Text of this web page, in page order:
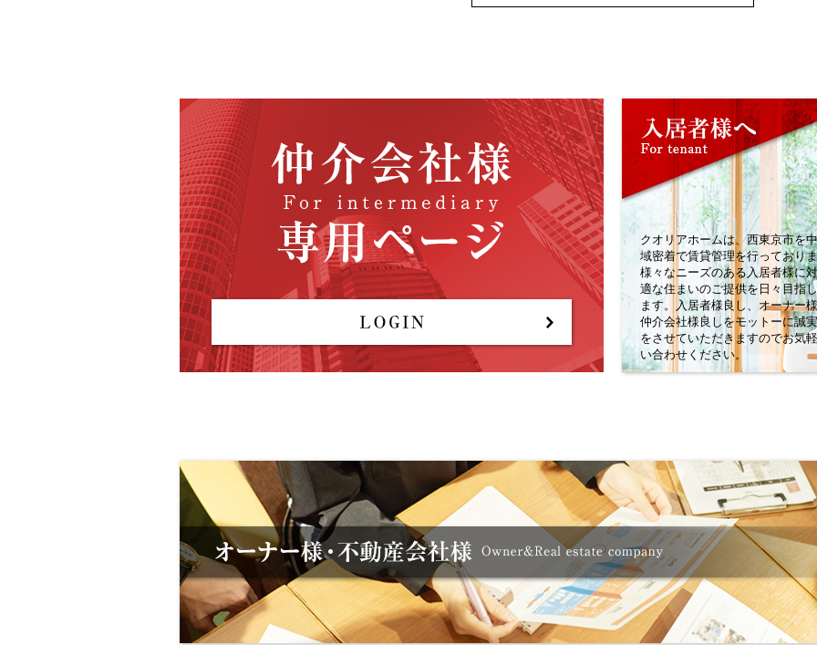
クオリアホームは、西東京市を
域密着で賃貸管理を行っており
様々なニーズのある入居者様に
適な住まいのご提供を日々目指
ます。入居者様良し、オーナー
仲介会社様良しをモットーに誠
をさせていただきますのでお気
い合わせください。